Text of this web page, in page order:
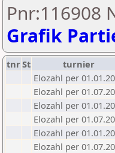
Pnr:116908
Grafik
tnrSt turnier
Elozahl per
Elozahl per
Elozahl per
Elozahl per
Elozahl per
Elozahl per